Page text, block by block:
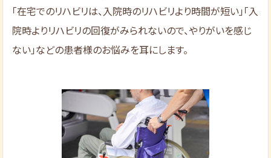
「在宅でのリハビリは、入院時のリハビリより時間が短い」「入
院時よりリハビリの回復がみられないので、やりがいを感じ
ない」などの患者様のお悩みを耳にします。